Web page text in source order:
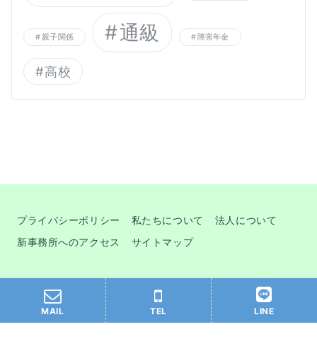
親子関係 通級 障害年金
高校
プライバシーポリシー 私たちについて
法人について
新事務所へのアクセス
サイトマップ
© 2026Ｐメンター
MAIL TEL LINE